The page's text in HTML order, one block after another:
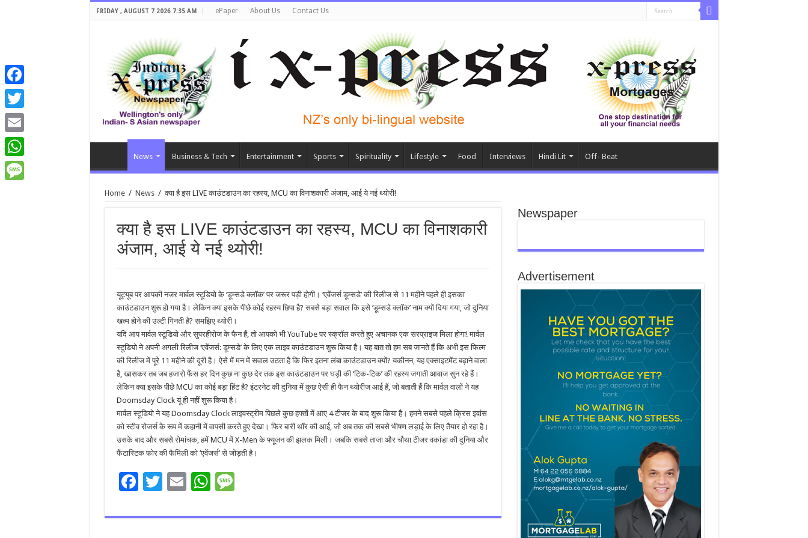
FRIDAY , AUGUST 7 2026 7:35 AM ePaper About Us Contact Us
News Business & Tech Entertainment Sports Spirituality Lifestyle Food Interviews Hindi Lit Off- Beat
Home / News / क्‍या है इस LIVE काउंटडाउन का रहस्‍य, MCU का विनाशकारी अंजाम, आई ये नई थ्योरी!
क्‍या है इस LIVE काउंटडाउन का रहस्‍य, MCU का विनाशकारी
अंजाम, आई ये नई थ्योरी!
यूट्यूब पर आपकी नजर मार्वल स्‍टूडियो के ‘डूम्‍सडे क्‍लॉक’ पर जरूर पड़ी होगी। ‘एवेंजर्स डूम्‍सडे’ की रिलीज से 11 महीने पहले ही इसका
काउंटडाउन शुरू हो गया है। लेकिन क्‍या इसके पीछे कोई रहस्‍य छ‍िपा है? सबसे बड़ा सवाल कि इसे ‘डूम्‍सडे क्‍लॉक’ नाम क्‍यों दिया गया, जो दुनिया
खत्‍म होने की उल्‍टी गिनती है? समझ‍िए थ्‍योरी।
यदि आप मार्वल स्‍टूडियो और सुपरहीरोज के फैन हैं, तो आपको भी YouTube पर स्क्रॉल करते हुए अचानक एक सरप्राइज मिला होगा! मार्वल
स्‍टूडियो ने अपनी अगली रिलीज ‘एवेंजर्स: डूम्सडे’ के लिए एक लाइव काउंटडाउन शुरू किया है। यह बात तो हम सब जानते हैं कि अभी इस फिल्‍म
की रिलीज में पूरे 11 महीने की दूरी है। ऐसे में मन में सवाल उठता है कि फिर इतना लंबा काउंटडाउन क्‍यों? यकीनन, यह एक्साइटमेंट बढ़ाने वाला
है, खासकर तब जब हजारो फैंस हर दिन कुछ ना कुछ देर तक इस काउंटडाउन पर घड़ी की ‘टिक-टिक’ की रहस्‍य जगाती आवाज सुन रहे हैं।
लेकिन क्‍या इसके पीछे MCU का कोई बड़ा हिंट है? इंटरनेट की दुनिया में कुछ ऐसी ही फैन थ्‍योरीज आई हैं, जो बताती हैं कि मार्वल वालों ने यह
Doomsday Clock यूं ही नहीं शुरू किया है।
मार्वल स्‍टूडियो ने यह Doomsday Clock लाइवस्ट्रीम पिछले कुछ हफ्तों में आए 4 टीजर के बाद शुरू किया है। हमने सबसे पहले क्रिस इवांस
को स्टीव रोजर्स के रूप में कहानी में वापसी करते हुए देखा। फिर बारी थॉर की आई, जो अब तक की सबसे भीषण लड़ाई के लिए तैयार हो रहा है।
उसके बाद और सबसे रोमांचक, हमें MCU में X-Men के फ्यूजन की झलक मिली। जबकि सबसे ताजा और चौथा टीजर वकांडा की दुनिया और
फैंटास्‍ट‍िक फोर की फैमिली को ‘एवेंजर्स’ से जोड़ती है।
F
e
T
tt
E
ai
W
at
M
sa
Newspaper
Advertisement
Facebook
Twitter
Email
WhatsApp